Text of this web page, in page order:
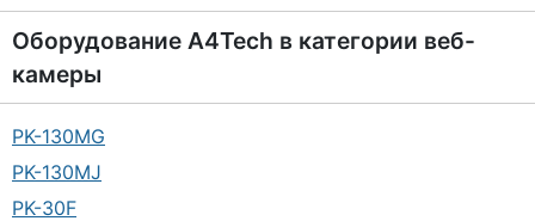
Оборудование A4Tech в категории веб-
камеры
PK-130MG
PK-130MJ
PK-30F